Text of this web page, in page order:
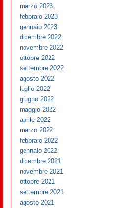
marzo 2023
febbraio 2023
gennaio 2023
dicembre 2022
novembre 2022
ottobre 2022
settembre 2022
agosto 2022
luglio 2022
giugno 2022
maggio 2022
aprile 2022
marzo 2022
febbraio 2022
gennaio 2022
dicembre 2021
novembre 2021
ottobre 2021
settembre 2021
agosto 2021